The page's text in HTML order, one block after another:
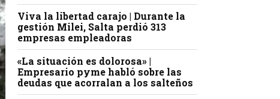
Viva la libertad carajo | Durante la
gestión Milei, Salta perdió 313
empresas empleadoras
«La situación es dolorosa» |
Empresario pyme habló sobre las
deudas que acorralan a los salteños